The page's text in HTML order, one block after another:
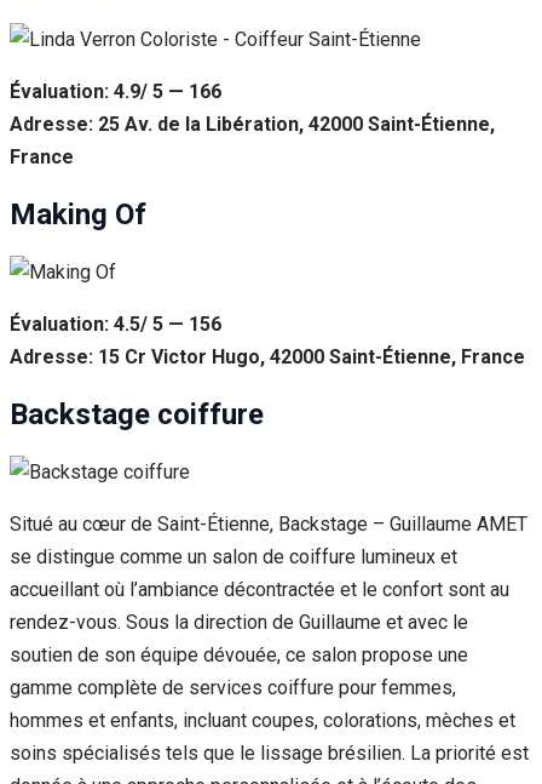
Évaluation: 4.9/ 5 — 166
Adresse: 25 Av. de la Libération, 42000 Saint-Étienne,
France
Making Of
Évaluation: 4.5/ 5 — 156
Adresse: 15 Cr Victor Hugo, 42000 Saint-Étienne, France
Backstage coiffure
Situé au cœur de Saint-Étienne, Backstage – Guillaume AMET
se distingue comme un salon de coiffure lumineux et
accueillant où l’ambiance décontractée et le confort sont au
rendez-vous. Sous la direction de Guillaume et avec le
soutien de son équipe dévouée, ce salon propose une
gamme complète de services coiffure pour femmes,
hommes et enfants, incluant coupes, colorations, mèches et
soins spécialisés tels que le lissage brésilien. La priorité est